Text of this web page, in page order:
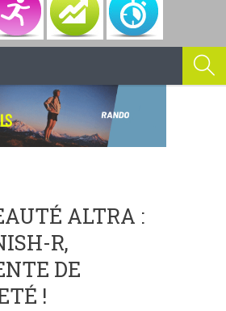
ALTRA :
R,
DE
!